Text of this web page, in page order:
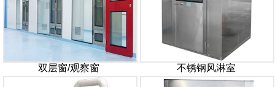
双层窗/观察窗 不锈钢风淋室